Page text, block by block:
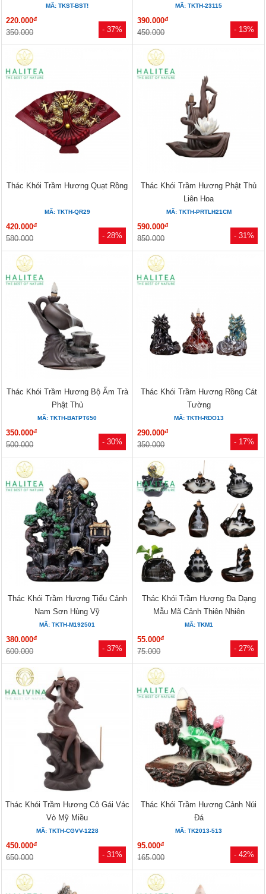
- 37%
MÃ: TKST-BST!
220.000đ
350.000 - 13%
MÃ: TKTH-23115
390.000đ
450.000
- 28%
Thác Khói Trầm Hương Quạt Rồng
MÃ: TKTH-QR29
420.000đ
580.000 - 31%
Thác Khói Trầm Hương Phật Thủ
Liên Hoa
MÃ: TKTH-PRTLH21CM
590.000đ
850.000
- 30%
Thác Khói Trầm Hương Bộ Ấm Trà
Phật Thủ
MÃ: TKTH-BATPT650
350.000đ
500.000 - 17%
Thác Khói Trầm Hương Rồng Cát
Tường
MÃ: TKTH-RDO13
290.000đ
350.000
- 37%
Thác Khói Trầm Hương Tiểu Cảnh
Nam Sơn Hùng Vỹ
MÃ: TKTH-M192501
380.000đ
600.000 - 27%
Thác Khói Trầm Hương Đa Dạng
Mẫu Mã Cảnh Thiên Nhiên
MÃ: TKM1
55.000đ
75.000
- 31%
Thác Khói Trầm Hương Cô Gái Vác
Vò Mỹ Miều
MÃ: TKTH-CGVV-1228
450.000đ
650.000 - 42%
Thác Khói Trầm Hương Cảnh Núi
Đá
MÃ: TK2013-513
95.000đ
165.000